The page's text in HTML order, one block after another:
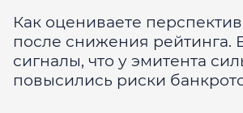
Как оцениваете
после снижения рейтинга.
сигналы, что у эмитента
повысились риски